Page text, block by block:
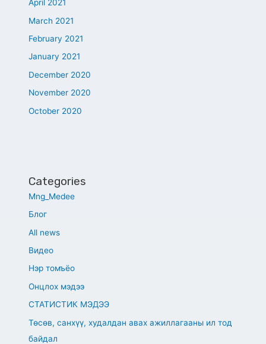
April 2021
March 2021
February 2021
January 2021
December 2020
November 2020
October 2020
Categories
Mng_Medee
Блог
All news
Видео
Нэр томъёо
Онцлох мэдээ
СТАТИСТИК МЭДЭЭ
Төсөв, санхүү, худалдан авах ажиллагааны ил тод
байдал